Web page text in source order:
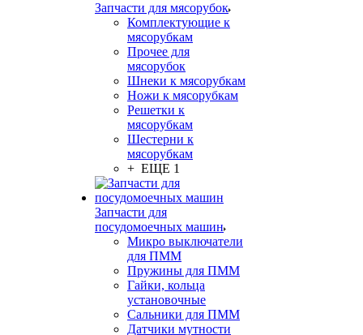
Запчасти для мясорубок
Комплектующие к
мясорубкам
Прочее для
мясорубок
Шнеки к мясорубкам
Ножи к мясорубкам
Решетки к
мясорубкам
Шестерни к
мясорубкам
+ ЕЩЕ 1
Запчасти для
посудомоечных машин
Микро выключатели
для ПММ
Пружины для ПММ
Гайки, кольца
установочные
Сальники для ПММ
Датчики мутности